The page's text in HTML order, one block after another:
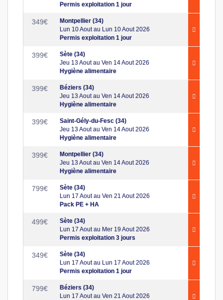
Permis exploitation 1 jour
349€
Montpellier (34)
Lun 10 Aout au Lun 10 Aout 2026
Permis exploitation 1 jour
399€
Sète (34)
Jeu 13 Aout au Ven 14 Aout 2026
Hygiène alimentaire
399€
Béziers (34)
Jeu 13 Aout au Ven 14 Aout 2026
Hygiène alimentaire
399€
Saint-Gély-du-Fesc (34)
Jeu 13 Aout au Ven 14 Aout 2026
Hygiène alimentaire
399€
Montpellier (34)
Jeu 13 Aout au Ven 14 Aout 2026
Hygiène alimentaire
799€
Sète (34)
Lun 17 Aout au Ven 21 Aout 2026
Pack PE + HA
499€
Sète (34)
Lun 17 Aout au Mer 19 Aout 2026
Permis exploitation 3 jours
349€
Sète (34)
Lun 17 Aout au Lun 17 Aout 2026
Permis exploitation 1 jour
799€
Béziers (34)
Lun 17 Aout au Ven 21 Aout 2026